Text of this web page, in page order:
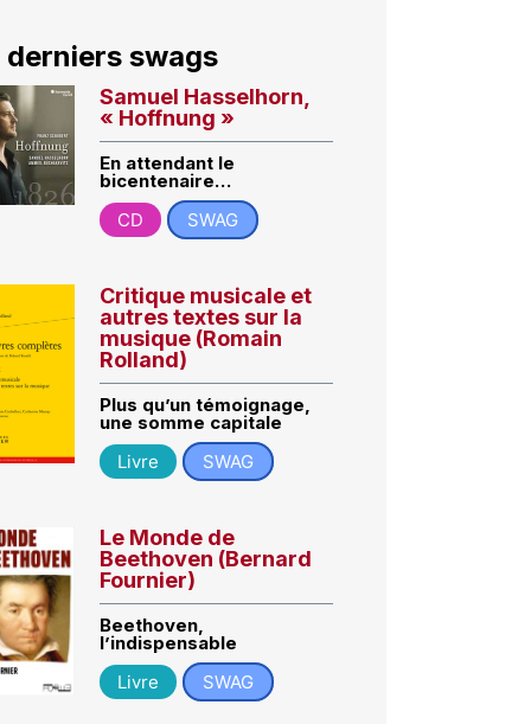
derniers swags
Samuel Hasselhorn,
« Hoffnung »
En attendant le
bicentenaire…
CD
SWAG
Critique musicale et
autres textes sur la
musique (Romain
Rolland)
Plus qu’un témoignage,
une somme capitale
Livre
SWAG
Le Monde de
Beethoven (Bernard
Fournier)
Beethoven,
l’indispensable
Livre
SWAG